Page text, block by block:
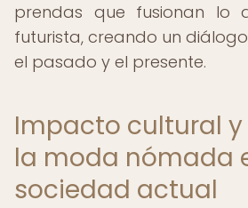
prendas que fusionan lo
futurista, creando un
el pasado y el presente.
Impacto cultural
la moda nómada
sociedad actual